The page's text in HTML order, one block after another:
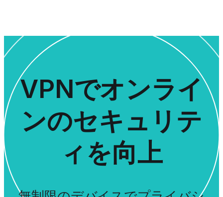
VPNでオンライ
ンのセキュリテ
ィを向上